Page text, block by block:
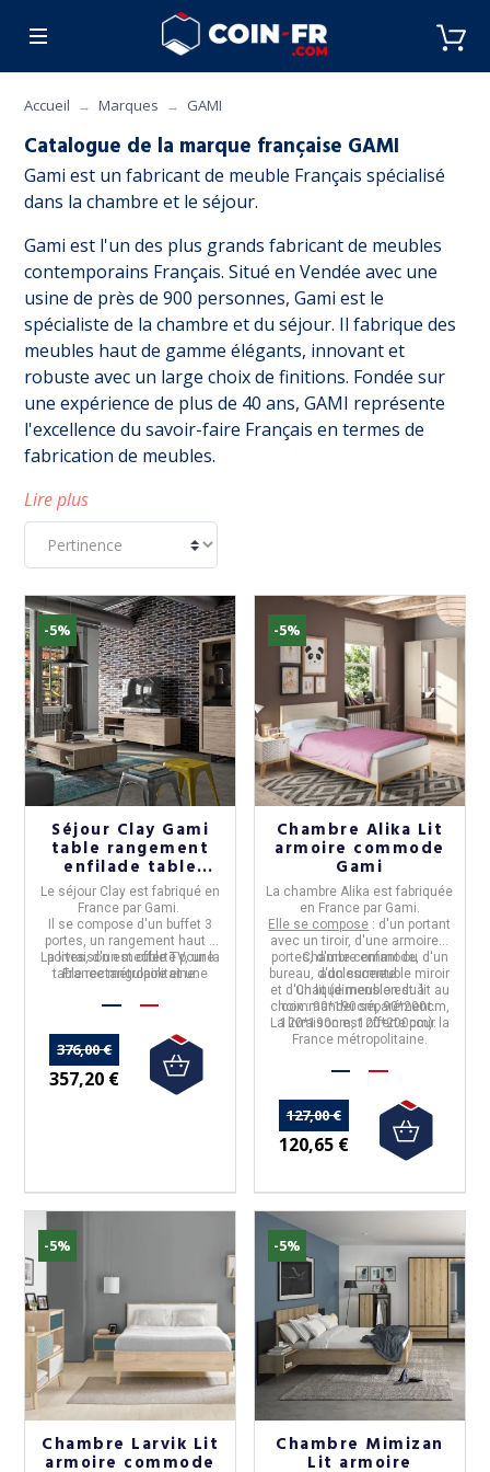
CUISINE MOBILIER
Accueil Marques GAMI
Catalogue de la marque française GAMI
Gami est un fabricant de meuble Français spécialisé
dans la chambre et le séjour.
Gami est l'un des plus grands fabricant de meubles
contemporains Français. Situé en Vendée avec une
usine de près de 900 personnes, Gami est le
spécialiste de la chambre et du séjour. Il fabrique des
meubles haut de gamme élégants, innovant et
robuste avec un large choix de finitions. Fondée sur
une expérience de plus de 40 ans, GAMI représente
l'excellence du savoir-faire Français en termes de
fabrication de meubles.
Lire plus
-5%
Séjour Clay Gami
table rangement
enfilade table
basse
Le séjour Clay est fabriqué en
France par Gami
Il se compose d'un buffet 3
portes, un rangement haut 4
portes, d'un meuble TV, une
table rectangulaire et une
commandés
La livraison est offerte pour la
France métropolitaine.
376,00 €
357,20 €
-5%
Chambre Alika Lit
armoire commode
Gami
La chambre Alika est fabriquée
en Francepar Gami
Elle se compose : d'un portant
avec un tiroir, d'une armoire 3
portes, d'une commode, d'un
bureau, d'un surmeuble miroir
et d'un lit (dimension du lit au
choix : 90*190cm, 90*200cm,
120*190cm, 120*200cm).
Chambre enfant ou
adolescente.
Chaque meuble est à
commander séparément.
La livraison est offerte pour la
France métropolitaine.
127,00 €
120,65 €
-5%
Chambre Larvik Lit
armoire commode
-5%
Chambre Mimizan
Lit armoire